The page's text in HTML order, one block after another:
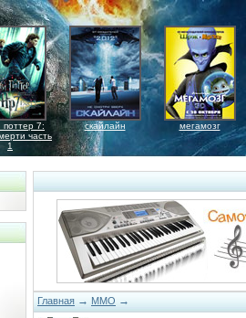
поттер 7:
часть
1
скайлайн мегамозг
Главная → MMO →